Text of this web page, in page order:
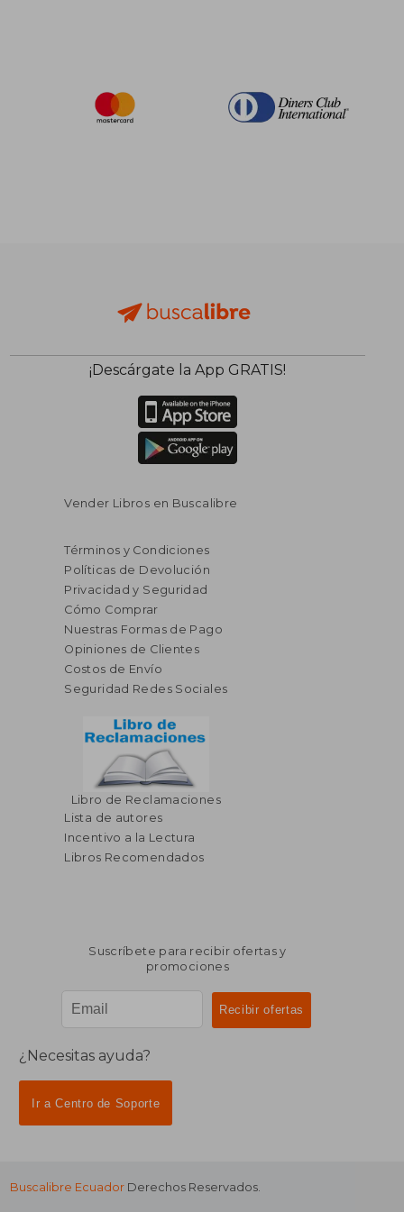
¡Descárgate la App GRATIS!
Vender Libros en Buscalibre
Términos y Condiciones
Políticas de Devolución
Privacidad y Seguridad
Cómo Comprar
Nuestras Formas de Pago
Opiniones de Clientes
Costos de Envío
Seguridad Redes Sociales
Libro de Reclamaciones
Lista de autores
Incentivo a la Lectura
Libros Recomendados
Suscríbete para recibir ofertas y
promociones
¿Necesitas ayuda?
Ir a Centro de Soporte
Buscalibre Ecuador Derechos Reservados.